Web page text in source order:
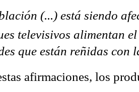
(...) está siendo
televisivos alimentan
que están reñidas con
afirmaciones, los